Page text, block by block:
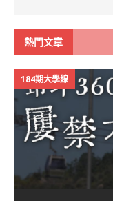
熱門文章
184期大學線